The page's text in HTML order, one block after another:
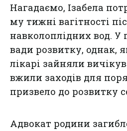
Нагадаємо, Ізабела
му тижні вагітності
навколоплідних вод. У
вади розвитку, однак,
лікарі зайняли
вжили заходів для
призвело до розвитку
Адвокат родини